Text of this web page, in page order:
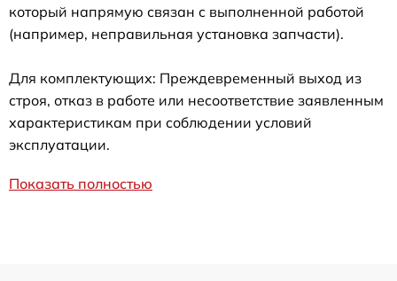
который напрямую связан с выполненной работой
(например, неправильная установка запчасти).
Для комплектующих: Преждевременный выход из
строя, отказ в работе или несоответствие заявленным
характеристикам при соблюдении условий
эксплуатации.
Показать полностью